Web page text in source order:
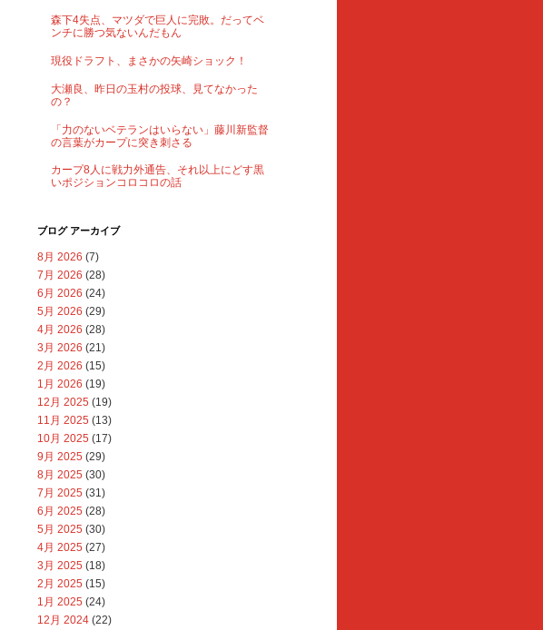
森下4失点、マツダで巨人に完敗。だってベ
ンチに勝つ気ないんだもん
現役ドラフト、まさかの矢崎ショック！
大瀬良、昨日の玉村の投球、見てなかった
の？
「力のないベテランはいらない」藤川新監督
の言葉がカープに突き刺さる
カープ8人に戦力外通告、それ以上にどす黒
いポジションコロコロの話
ブログ アーカイブ
8月 2026 (7)
7月 2026 (28)
6月 2026 (24)
5月 2026 (29)
4月 2026 (28)
3月 2026 (21)
2月 2026 (15)
1月 2026 (19)
12月 2025 (19)
11月 2025 (13)
10月 2025 (17)
9月 2025 (29)
8月 2025 (30)
7月 2025 (31)
6月 2025 (28)
5月 2025 (30)
4月 2025 (27)
3月 2025 (18)
2月 2025 (15)
1月 2025 (24)
12月 2024 (22)